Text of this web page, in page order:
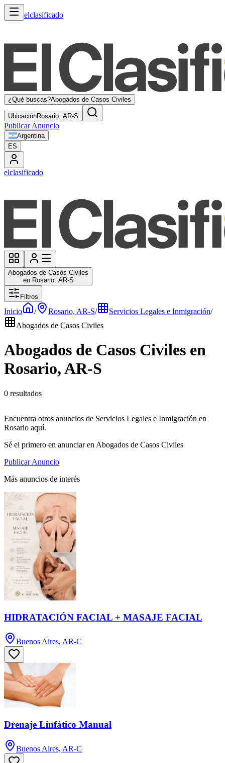
elclasificado
¿Qué buscas?Abogados de Casos Civiles
UbicaciónRosario, AR-S
Publicar Anuncio
Argentina
ES
elclasificado
Abogados de Casos Civiles
en Rosario, AR-S
Filtros
Inicio / Rosario, AR-S/ Servicios Legales e Inmigración/
Abogados de Casos Civiles
Abogados de Casos Civiles en
Rosario, AR-S
0 resultados
Encuentra otros anuncios de Servicios Legales e Inmigración en
Rosario aquí.
Sé el primero en anunciar en Abogados de Casos Civiles
Publicar Anuncio
Más anuncios de interés
HIDRATACIÓN FACIAL + MASAJE FACIAL
Buenos Aires, AR-C
Drenaje Linfático Manual
Buenos Aires, AR-C